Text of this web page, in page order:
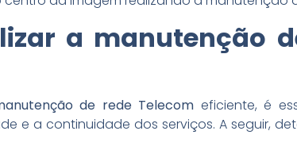
a manutenção
de rede Telecom eficiente, é
e a continuidade dos serviços. A seguir,